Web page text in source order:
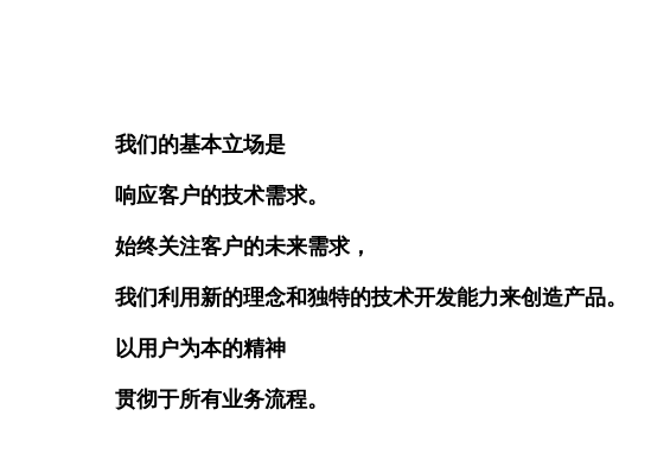
我们的基本立场是
响应客户的技术需求。
始终关注客户的未来需求，
我们利用新的理念和独特的技术开发能力来创造产品。
以用户为本的精神
贯彻于所有业务流程。